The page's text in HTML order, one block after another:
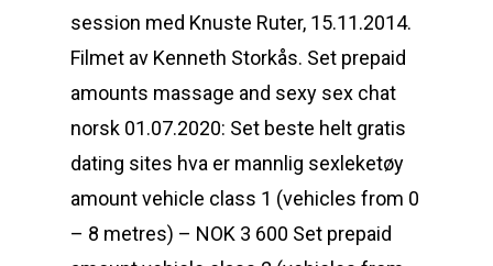
session med Knuste Ruter, 15.11.2014.
Filmet av Kenneth Storkås. Set prepaid
amounts massage and sexy sex chat
norsk 01.07.2020: Set beste helt gratis
dating sites hva er mannlig sexleketøy
amount vehicle class 1 (vehicles from 0
– 8 metres) – NOK 3 600 Set prepaid